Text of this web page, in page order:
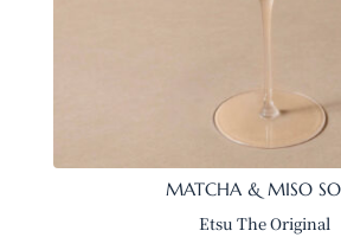
MATCHA & MISO
Etsu The Original